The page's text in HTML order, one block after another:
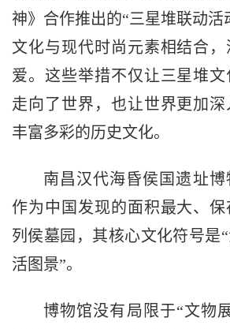
神》合作推出的“三星堆联动活
文化与现代时尚元素相结合
爱。这些举措不仅让三星堆文
走向了世界，也让世界更加深
丰富多彩的历史文化。
南昌汉代海昏侯国遗址
作为中国发现的面积最大、
列侯墓园，其核心文化符号是
活图景”。
博物馆没有局限于“文物